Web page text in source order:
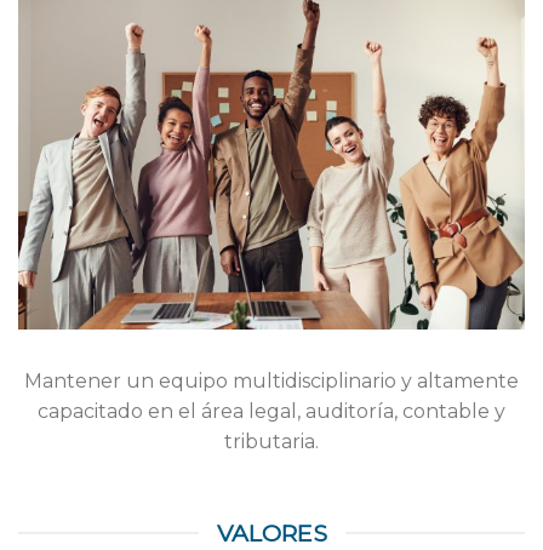
Mantener un equipo multidisciplinario y altamente
capacitado en el área legal, auditoría, contable y
tributaria.
VALORES